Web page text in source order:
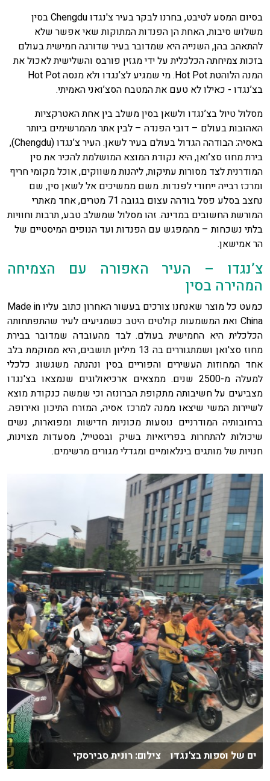
בסיום המסע לטיבט, בחרנו לבקר בעיר צ'נגדו Chengdu בסין
משלוש סיבות, האחת הן הפנדות המתוקות שאי אפשר שלא
להתאהב בהן, השנייה היא שמדובר בעיר שדורגה חמישית בעולם
בזכות צמיחתה הכלכלית על ידי מגזין פורבס והשלישית לאכול את
המנה הלוהטת Hot Pot. מי שמגיע לצ’נגדו ולא מנסה Hot Pot
בצ’נגדו - כאילו לא טעם את המטבח הסצ’ואני האמיתי.
מסלול טיול בצ’נגדו ולשאן בסין משלב בין אחת האטרקציות
האהובות בעולם – דובי הפנדה – לבין אתר מהמרשימים ביותר
באסיה: הבודהה הגדול בעולם בעיר לשאן. העיר צ’נגדו (Chengdu),
בירת מחוז סצ’ואן, היא נקודת המוצא המושלמת להכיר את סין
המודרנית לצד מסורות עתיקות, ליהנות משווקים, אוכל מקומי חריף
ומרכז רבייה ייחודי לפנדות. משם ממשיכים אל לשאן סין, שם
נחצב בסלע פסל בודהה עצום בגובה 71 מטרים, אחד מאתרי
המורשת החשובים במדינה. זהו מסלול שמשלב טבע, תרבות וחוויות
בלתי נשכחות – מהמפגש עם הפנדות ועד הנופים המיסטיים של
הר אמישאן.
צ’נגדו – העיר האפורה עם הצמיחה
המהירה בסין
כמעט כל מוצר שאנחנו צורכים בעשור האחרון כתוב עליו Made in
China ואת המשמעות קולטים היטב כשמגיעים לעיר שהתפתחותה
הכלכלית היא החמישית בעולם. לבד מהעובדה שמדובר בבירת
מחוז סצ'ואן ושמתגוררים בה 13 מיליון תושבים, היא ממוקמת בלב
אחד המחוזות העשירים והפוריים בסין ונהנתה משגשוג כלכלי
למעלה מ-2500 שנים. ממצאים ארכיאולוגים שנמצאו בצ'נגדו
מצביעים על חשיבותה מתקופת הברונזה וכי שמשה כנקודת מוצא
לשיירות המשי שיצאו ממנה למרכז אסיה, המזרח התיכון ואירופה.
ברחובותיה המודרניים נוסעות מכוניות חדישות ומפוארות, נשים
שיכולות להתחרות בפריזאיות בשיק ובסטייל, מסעדות מצוינות,
חנויות של מותגים בינלאומיים ומגדלי מגורים מרשימים.
ים של וספות בצ'נגדו צילום: רונית סבירסקי